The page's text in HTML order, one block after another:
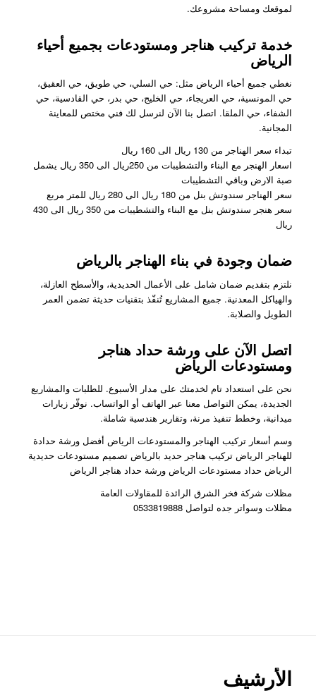
لموقعك ومساحة مشروعك.
خدمة تركيب هناجر ومستودعات بجميع أحياء
الرياض
نغطي جميع أحياء الرياض مثل: حي السلي، حي طويق، حي العقيق،
حي المونسية، حي العريجاء، حي الخليج، حي بدر، حي القادسية، حي
الشفاء، حي الملقا. اتصل بنا الآن لنرسل لك فني مختص للمعاينة
المجانية.
تبداء سعر الهناجر من 130 ريال الى 160 ريال
اسعار الهنجر مع البناء والتشطيبات من 250ريال الى 350 ريال يشمل
صبة الارض وباقي التشطيبات
سعر الهناجر سندوتش بنل من 180 ريال الى 280 ريال للمتر مربع
سعر هنجر سندوتش بنل مع البناء والتشطيبات من 350 ريال الى 430
ريال
ضمان وجودة في بناء الهناجر بالرياض
نلتزم بتقديم ضمان شامل على الأعمال الحديدية، والأسطح العازلة،
والهياكل المعدنية. جميع المشاريع تُنفّذ بتقنيات حديثة تضمن العمر
الطويل والصلابة.
اتصل الآن على ورشة حداد هناجر
ومستودعات الرياض
نحن على استعداد تام لخدمتك على مدار الأسبوع. للطلبات والمشاريع
الجديدة، يمكن التواصل معنا عبر الهاتف أو الواتساب. نوفّر زيارات
ميدانية، وخطط تنفيذ مرنة، وتقارير هندسية شاملة.
وسم أسعار تركيب الهناجر والمستودعات الرياض أفضل ورشة حدادة
للهناجر الرياض تركيب هناجر حديد بالرياض تصميم مستودعات حديدية
الرياض حداد مستودعات الرياض ورشة حداد هناجر الرياض
مظلات شركة فخر الشرق الرائدة للمقاولات العامة
مظلات وسواتر جده لتواصل 0533819888
الأرشيف